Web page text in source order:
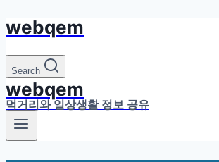
Skip
to
content
webqem
Search
webqem
먹거리와 일상생활 정보 공유